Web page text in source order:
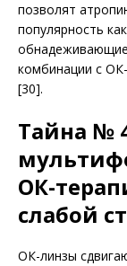
позволят
популярность
обнадеживающие
комбинации с
[30].
Тайна №
ОК-
слабой
ОК-линзы